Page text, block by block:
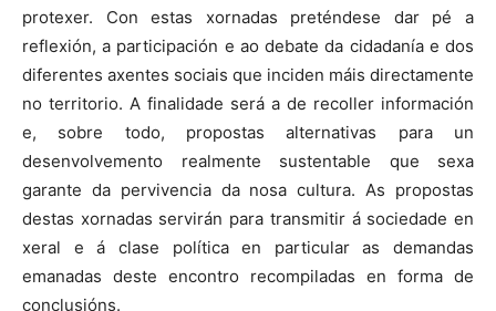
protexer. Con estas xornadas preténdese dar pé a
reflexión, a participación e ao debate da cidadanía e dos
diferentes axentes sociais que inciden máis directamente
no territorio. A finalidade será a de recoller información
e, sobre todo, propostas alternativas para un
desenvolvemento realmente sustentable que sexa
garante da pervivencia da nosa cultura. As propostas
destas xornadas servirán para transmitir á sociedade en
xeral e á clase política en particular as demandas
emanadas deste encontro recompiladas en forma de
conclusións.